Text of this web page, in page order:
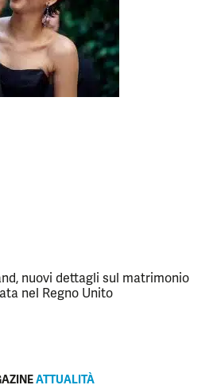
nuovi dettagli sul matrimonio
nel Regno Unito
ATTUALITÀ